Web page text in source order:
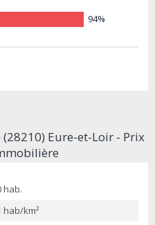
94%
Eure-et-Loir - Prix
hab.
hab/km²